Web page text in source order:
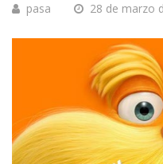
pasa 28 de marzo